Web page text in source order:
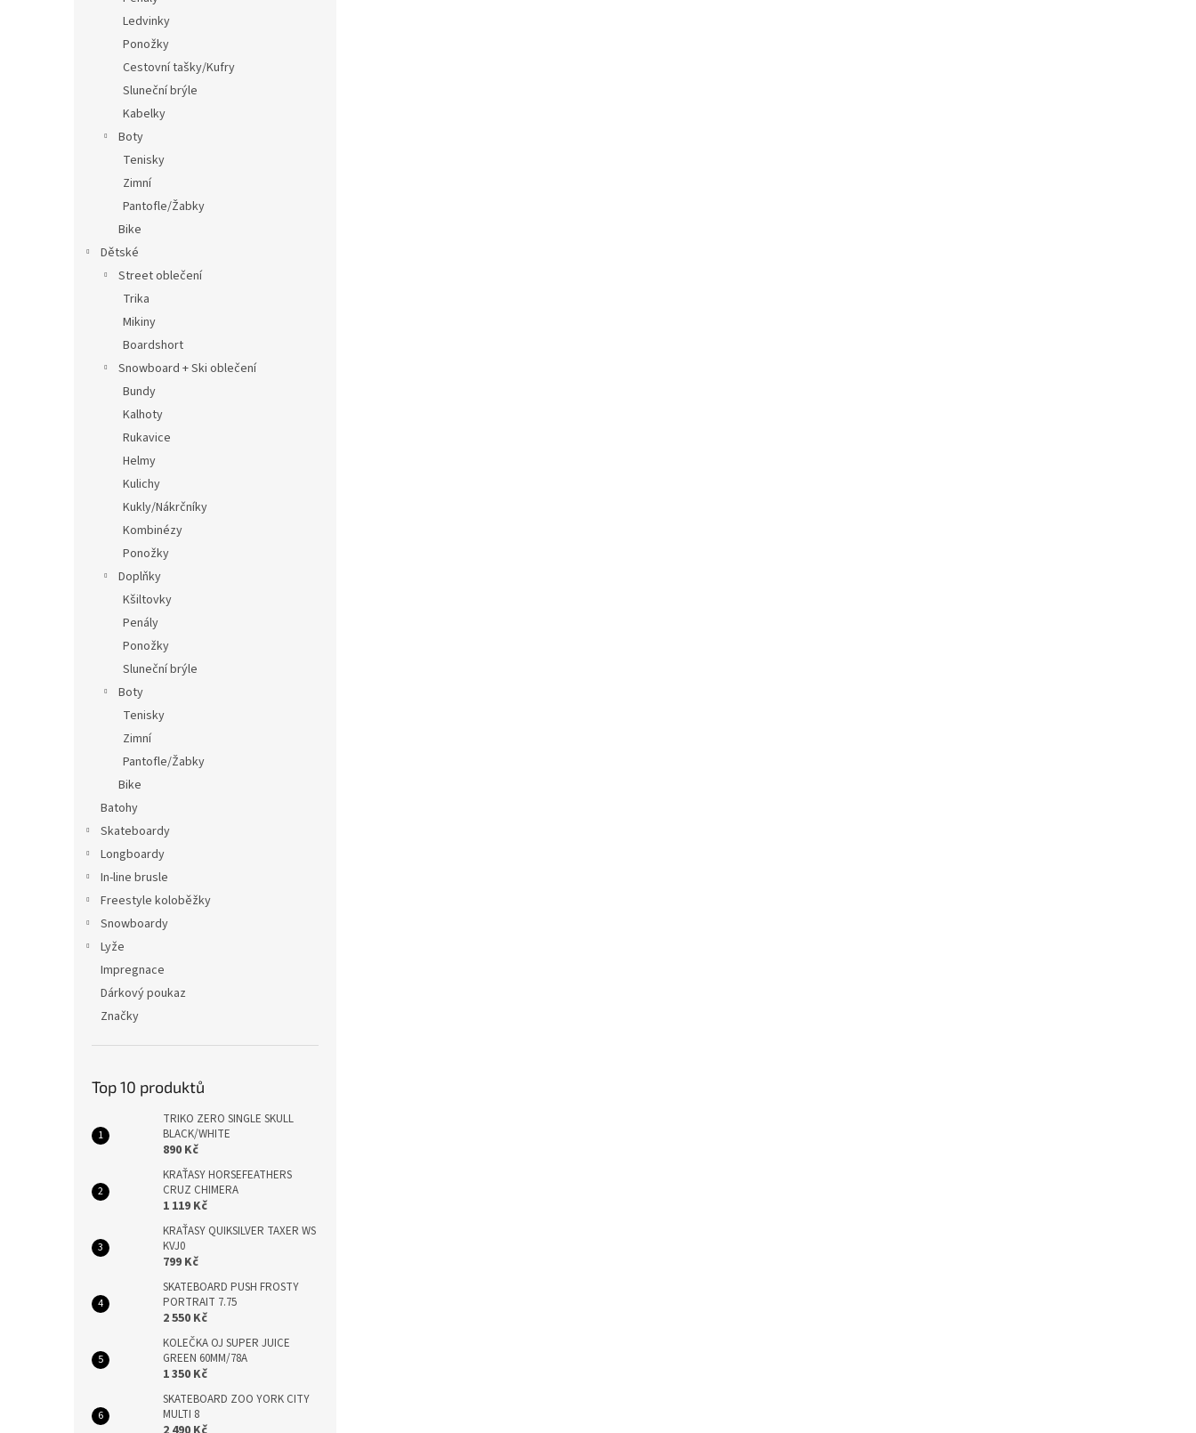
Ledvinky
Ponožky
Cestovní tašky/Kufry
Sluneční brýle
Kabelky
Boty
Tenisky
Zimní
Pantofle/Žabky
Bike
Dětské
Street oblečení
Trika
Mikiny
Boardshort
Snowboard + Ski oblečení
Bundy
Kalhoty
Rukavice
Helmy
Kulichy
Kukly/Nákrčníky
Kombinézy
Ponožky
Doplňky
Kšiltovky
Penály
Ponožky
Sluneční brýle
Boty
Tenisky
Zimní
Pantofle/Žabky
Bike
Batohy
Skateboardy
Longboardy
In-line brusle
Freestyle koloběžky
Snowboardy
Lyže
Impregnace
Dárkový poukaz
Značky
Top 10 produktů
TRIKO ZERO SINGLE SKULL
BLACK/WHITE
890 Kč
KRAŤASY HORSEFEATHERS
CRUZ CHIMERA
1 119 Kč
KRAŤASY QUIKSILVER TAXER WS
KVJ0
799 Kč
SKATEBOARD PUSH FROSTY
PORTRAIT 7.75
2 550 Kč
KOLEČKA OJ SUPER JUICE
GREEN 60MM/78A
1 350 Kč
SKATEBOARD ZOO YORK CITY
MULTI 8